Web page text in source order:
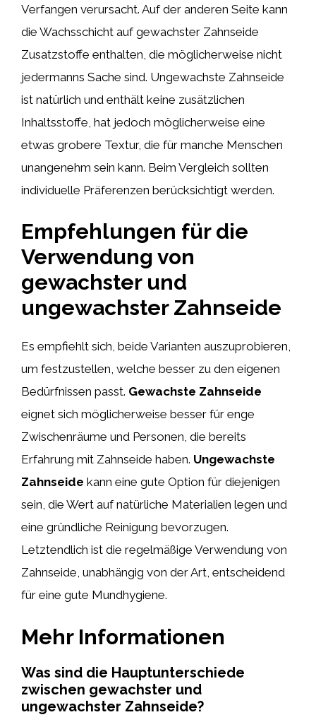
Verfangen verursacht. Auf der anderen Seite kann
die Wachsschicht auf gewachster Zahnseide
Zusatzstoffe enthalten, die möglicherweise nicht
jedermanns Sache sind. Ungewachste Zahnseide
ist natürlich und enthält keine zusätzlichen
Inhaltsstoffe, hat jedoch möglicherweise eine
etwas grobere Textur, die für manche Menschen
unangenehm sein kann. Beim Vergleich sollten
individuelle Präferenzen berücksichtigt werden.
Empfehlungen für die
Verwendung von
gewachster und
ungewachster Zahnseide
Es empfiehlt sich, beide Varianten auszuprobieren,
um festzustellen, welche besser zu den eigenen
Bedürfnissen passt. Gewachste Zahnseide
eignet sich möglicherweise besser für enge
Zwischenräume und Personen, die bereits
Erfahrung mit Zahnseide haben. Ungewachste
Zahnseide kann eine gute Option für diejenigen
sein, die Wert auf natürliche Materialien legen und
eine gründliche Reinigung bevorzugen.
Letztendlich ist die regelmäßige Verwendung von
Zahnseide, unabhängig von der Art, entscheidend
für eine gute Mundhygiene.
Mehr Informationen
Was sind die Hauptunterschiede
zwischen gewachster und
ungewachster Zahnseide?